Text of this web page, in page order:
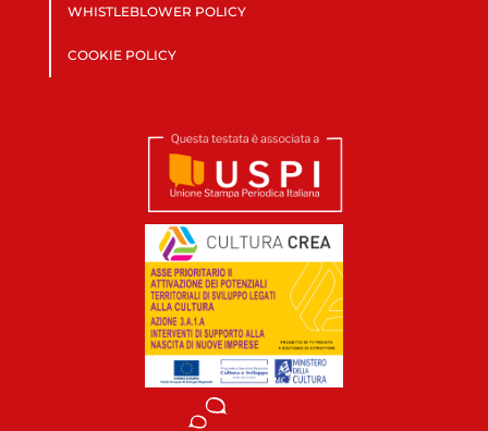
WHISTLEBLOWER POLICY
COOKIE POLICY